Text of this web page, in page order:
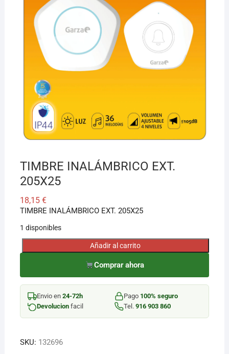
TIMBRE INALÁMBRICO EXT.
205X25
18,15 €
TIMBRE INALÁMBRICO EXT. 205X25
1 disponibles
TIMBRE
EXT.
205X25
cantidad
Añadir al carrito
Comprar ahora
Envio en 24-72h Pago 100% seguro
Devolucionfacil Tel. 916 903 860
SKU: 132696
¡Hola! Soy el asesor virtual de Ferretería El Arroyo.
Cuéntame qué necesitas y te ayudo a encontrarlo,
aunque no sepas el nombre exacto